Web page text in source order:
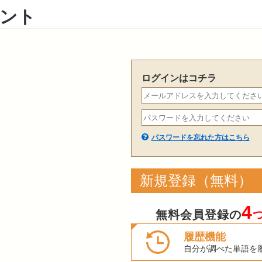
ト
ログインはコチラ
パスワードを忘れた方はこちら
新規登録（無料）
無料会員登録の4
履歴機能
自分が調べた単語を